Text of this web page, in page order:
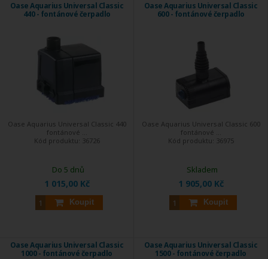
Oase Aquarius Universal Classic
440 - fontánové čerpadlo
Oase Aquarius Universal Classic 440
fontánové ...
Kód produktu: 36726
1 015,00 Kč
Koupit
Do 5 dnů
Oase Aquarius Universal Classic
600 - fontánové čerpadlo
Oase Aquarius Universal Classic 600
fontánové ...
Kód produktu: 36975
1 905,00 Kč
Koupit
Skladem
Oase Aquarius Universal Classic
1000 - fontánové čerpadlo
Oase Aquarius Universal Classic
1500 - fontánové čerpadlo